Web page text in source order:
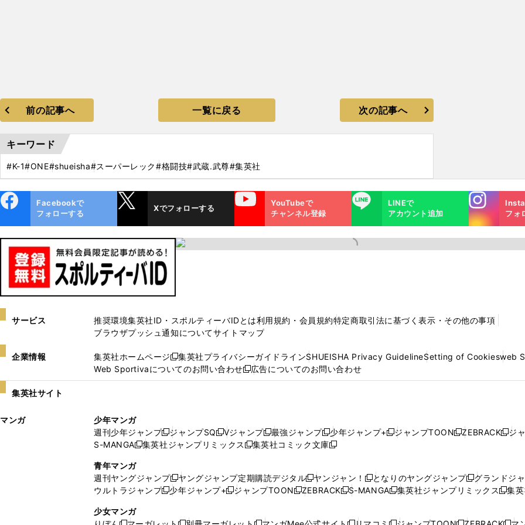
前の記事へ 一覧に戻る 次の記事へ
キーワード
#K-1#ONE#shueisha#スーパーレック#格闘技#武蔵.武尊#集英社
ok
Facebookで
フォローする
Xでフォローする
YouTube
YouTubeで
チャンネル登録
LINE
LINEで
アカウント追加
Instagra
m
フォ
サービス 推奨環境集英社ID・スポルティーバIDとは利用規約・会員規約特定商取引法に基づく表示・その他の事項
ブラウザプッシュ通知についてサイトマップ
企業情報 集英社ホームページ
新
し
い
ド
ウ
く
集英社プライバシーガイドラインSHUEISHA Privacy GuidelineSetting of Cookiesweb
Web Sportivaについてのお問い合わせ
新
し
ン
ド
開
く
広告についてのお問い合わせ
集英社サイト
マンガ
少年マンガ
週刊少年ジャンプ
新
し
ィ
ン
ウ
ジャンプSQ
新
し
ィ
ン
ウ
Vジャンプ
新
し
ィ
ン
ウ
最強ジャンプ
新
し
ィ
ン
ウ
少年ジャンプ+
新
ィ
ン
ウ
ジャンプTOON
新
ィ
ン
ウ
ZEBRACK
新
ィ
ン
ウ
ジ
S-MANGA
新
い
ウ
ィ
ン
ド
集英社ジャンプリミックス
新
ウ
ィ
ド
集英社コミック文庫
新
ウ
ィ
ド
青年マンガ
週刊ヤングジャンプ
新
し
ヤングジャンプ定期購読デジタル
新
し
ヤンジャン！新
し
となりのヤングジャンプ
新
し
ウ
グランドジ
ウルトラジャンプ
新
少年ジャンプ+
新
ジャンプTOON
新
ZEBRACK
新
S-MANGA
新
集英社ジャンプリミックス
新
集
少女マンガ